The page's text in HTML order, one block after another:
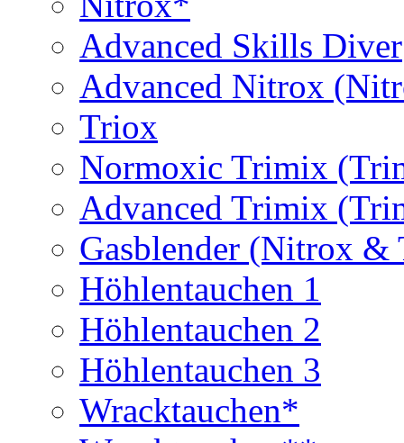
Advanced Skills Diver
Advanced Nitrox
Triox
Normoxic Trimix
Advanced Trimix
Gasblender (Nitrox
Höhlentauchen 1
Höhlentauchen 2
Höhlentauchen 3
Wracktauchen*